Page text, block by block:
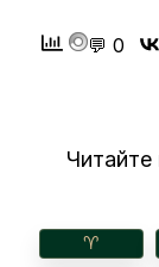
💬 0
Читайте
♈︎